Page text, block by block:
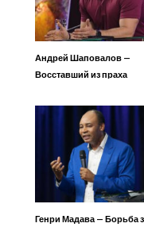
Андрей Шаповалов —
Восставший из праха
Генри Мадава — Борьба